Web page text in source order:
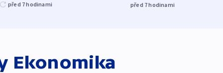
před 7hodinami před 7hodinami
Ekonomika